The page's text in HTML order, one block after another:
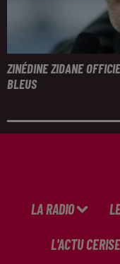
ZINÉDINE ZIDANE
BLEUS
LA RADIO
L'ACTU